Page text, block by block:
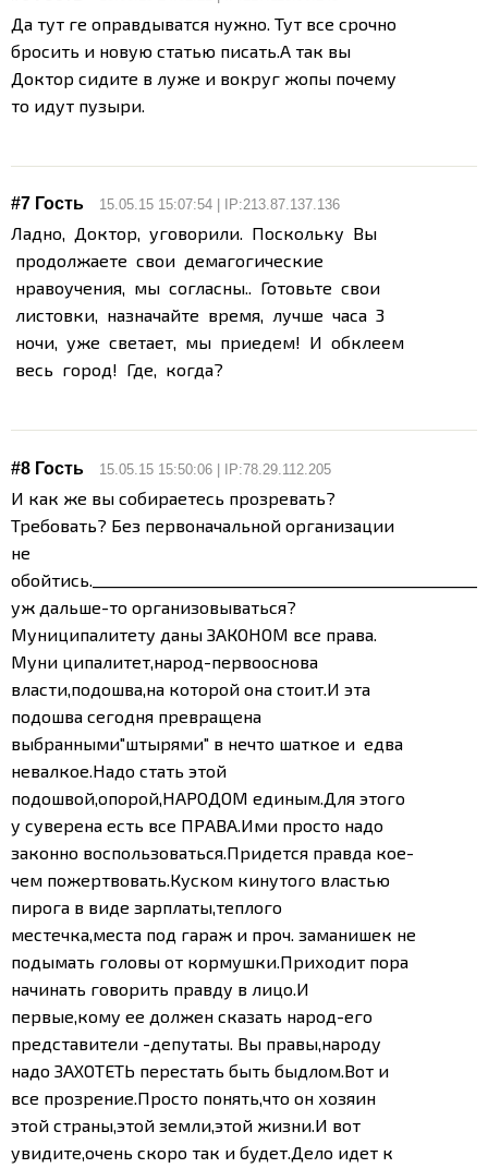
Да тут ге оправдыватся нужно. Тут все срочно
бросить и новую статью писать. А так вы
Доктор сидите в луже и вокруг жопы почему
то идут пузыри.
#7 Гость 15.05.15 15:07:54 | IP:213.87.137.136
Ладно, Доктор, уговорили. Поскольку Вы
продолжаете свои демагогические
нравоучения, мы согласны.. Готовьте свои
листовки, назначайте время, лучше часа 3
ночи, уже светает, мы приедем! И обклеем
весь город! Где, когда?
#8 Гость 15.05.15 15:50:06 | IP:78.29.112.205
И как же вы собираетесь прозревать?
Требовать? Без первоначальной организации
не
обойтись.
уж дальше-то организовываться?
Муниципалитету даны ЗАКОНОМ все права.
Муни ципалитет,народ-первооснова
власти,подошва,на которой она стоит.И эта
подошва сегодня превращена
выбранными"штырями" в нечто шаткое и едва
невалкое.Надо стать этой
подошвой,опорой,НАРОДОМ единым.Для этого
у суверена есть все ПРАВА.Ими просто надо
законно воспользоваться.Придется правда кое-
чем пожертвовать.Куском кинутого властью
пирога в виде зарплаты,теплого
местечка,места под гараж и проч. заманишек не
подымать головы от кормушки.Приходит пора
начинать говорить правду в лицо.И
первые,кому ее должен сказать народ-его
представители -депутаты. Вы правы,народу
надо ЗАХОТЕТЬ перестать быть быдлом.Вот и
все прозрение.Просто понять,что он хозяин
этой страны,этой земли,этой жизни.И вот
увидите,очень скоро так и будет.Дело идет к